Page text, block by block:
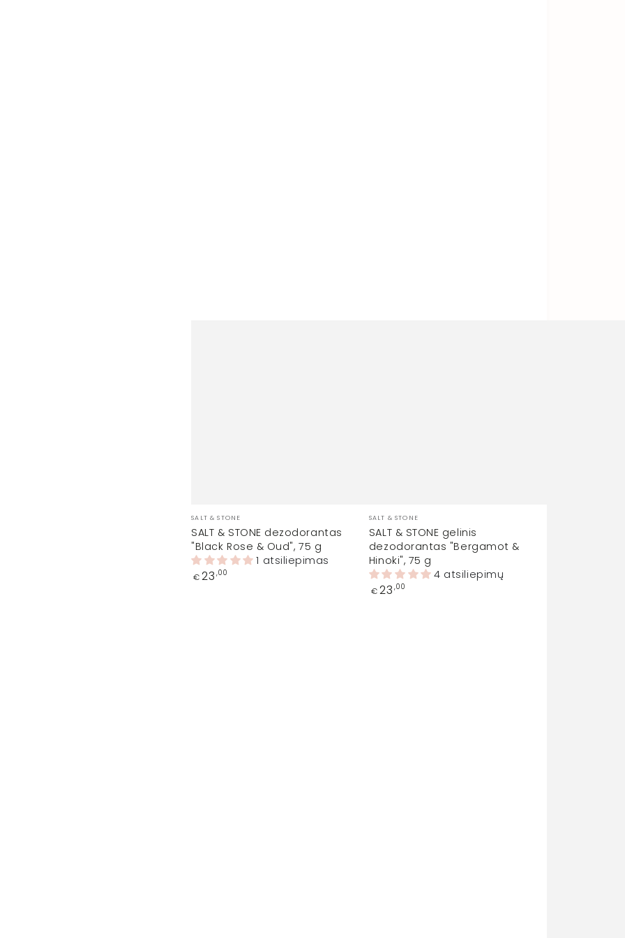
Prekinis
ženklas:
SALT & STONE
SALT & STONE dezodorantas
"Black Rose & Oud", 75 g
1 atsiliepimas
Įprasta
€ 23 ,00
Prekinis
ženklas:
SALT & STONE
SALT & STONE gelinis
dezodorantas "Bergamot &
Hinoki", 75 g
4 atsiliepimų
Įprasta
€ 23 ,00